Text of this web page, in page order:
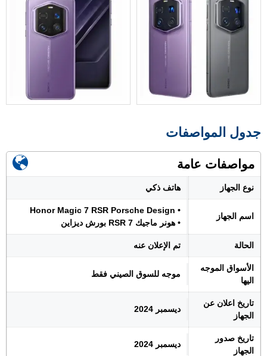
جدول المواصفات
مواصفات عامة
نوع الجهاز هاتف ذكي
اسم الجهاز
• Honor Magic 7 RSR Porsche Design
• هونر ماجيك 7 RSR بورش ديزاين
الحالة تم الإعلان عنه
الأسواق الموجه
اليها
موجه للسوق الصيني فقط
تاريخ اعلان عن
الجهاز
ديسمبر 2024
تاريخ صدور
الجهاز
ديسمبر 2024